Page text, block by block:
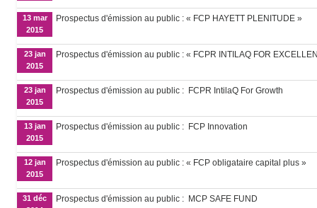
13 mar
2015
Prospectus d'émission au public : « FCP HAYETT PLENITUDE »
23 jan
2015
Prospectus d'émission au public : « FCPR INTILAQ FOR
23 jan
2015
Prospectus d'émission au public : FCPR IntilaQ For Growth
13 jan
2015
Prospectus d'émission au public : FCP Innovation
12 jan
2015
Prospectus d'émission au public : « FCP obligataire capital plus »
31 déc
Prospectus d'émission au public : MCP SAFE FUND